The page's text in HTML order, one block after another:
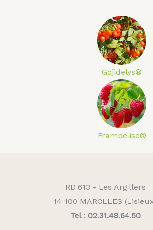
Gojidelys®
Frambelise®
RD 613 - Les Argillers
14 100 MAROLLES
Tel : 02.31.48.64.50